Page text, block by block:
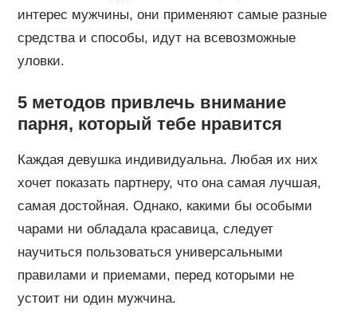
интерес мужчины, они применяют самые разные
средства и способы, идут на всевозможные
уловки.
5 методов привлечь внимание
парня, который тебе нравится
Каждая девушка индивидуальна. Любая их них
хочет показать партнеру, что она самая лучшая,
самая достойная. Однако, какими бы особыми
чарами ни обладала красавица, следует
научиться пользоваться универсальными
правилами и приемами, перед которыми не
устоит ни один мужчина.